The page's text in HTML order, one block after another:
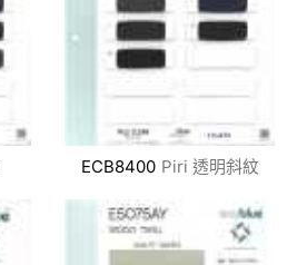
ECB8400 Piri 透明斜紋